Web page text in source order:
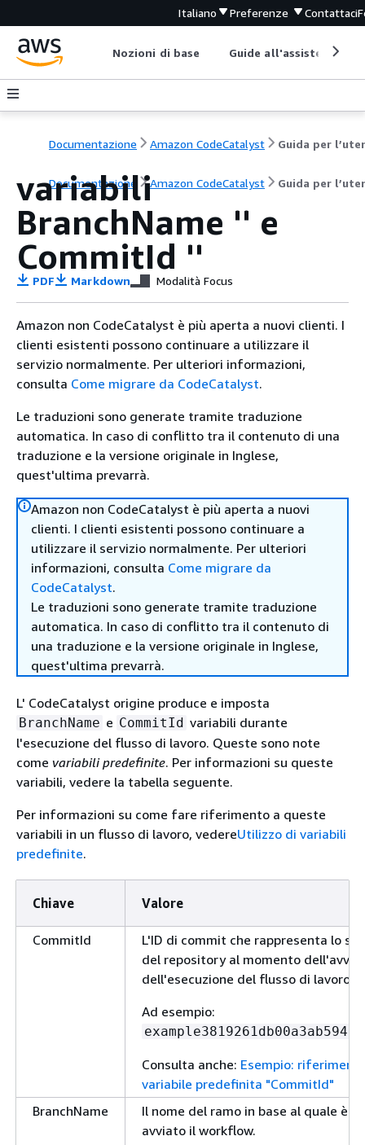
Italiano Preferenze Contattaci
Nozioni di base Guide all'assistenza
Documentazione Amazon CodeCatalyst Guida per
Documentazione Amazon CodeCatalyst Guida per
variabili
BranchName '' e
CommitId ''
PDF Markdown Modalità Focus
Amazon non CodeCatalyst è più aperta a nuovi clienti. I
clienti esistenti possono continuare a utilizzare il
servizio normalmente. Per ulteriori informazioni,
consulta Come migrare da CodeCatalyst.
Le traduzioni sono generate tramite traduzione
automatica. In caso di conflitto tra il contenuto di una
traduzione e la versione originale in Inglese,
quest'ultima prevarrà.
Amazon non CodeCatalyst è più aperta a nuovi
clienti. I clienti esistenti possono continuare a
utilizzare il servizio normalmente. Per ulteriori
informazioni, consulta Come migrare da
CodeCatalyst.
Le traduzioni sono generate tramite traduzione
automatica. In caso di conflitto tra il contenuto di
una traduzione e la versione originale in Inglese,
quest'ultima prevarrà.
L' CodeCatalyst origine produce e imposta
BranchName e CommitId variabili durante
l'esecuzione del flusso di lavoro. Queste sono note
come variabili predefinite. Per informazioni su queste
variabili, vedere la tabella seguente.
Per informazioni su come fare riferimento a queste
variabili in un flusso di lavoro, vedereUtilizzo di variabili
predefinite.
Chiave Valore
CommitId
L'ID di commit che rappresenta lo
del repository al momento dell'avvio
dell'esecuzione del flusso di lavoro.
Ad esempio:
Consulta anche: Esempio:
variabile predefinita "CommitId"
BranchName
Il nome del ramo in base al quale è
avviato il workflow.